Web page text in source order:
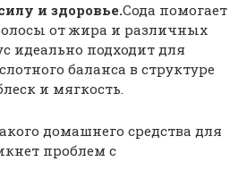
и здоровье.Сода помогает
от жира и различных
идеально подходит для
баланса в структуре
и мягкость.
домашнего средства для
проблем с